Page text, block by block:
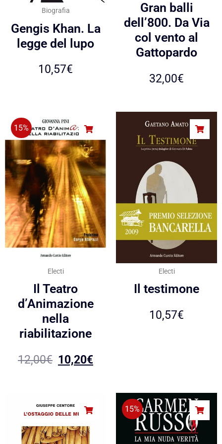
Biografia
Gengis Khan. La
legge del lupo
10,57€
Gran balli
dell’800. Da Via
col vento al
Gattopardo
32,00€
15%
Electi
Il Teatro
d’Animazione
nella
riabilitazione
12,00€ 10,20€
Electi
Il testimone
10,57€
15%